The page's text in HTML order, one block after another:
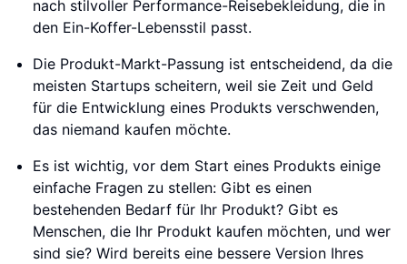
nach stilvoller Performance-Reisebekleidung, die in
den Ein-Koffer-Lebensstil passt.
Die Produkt-Markt-Passung ist entscheidend, da die
meisten Startups scheitern, weil sie Zeit und Geld
für die Entwicklung eines Produkts verschwenden,
das niemand kaufen möchte.
Es ist wichtig, vor dem Start eines Produkts einige
einfache Fragen zu stellen: Gibt es einen
bestehenden Bedarf für Ihr Produkt? Gibt es
Menschen, die Ihr Produkt kaufen möchten, und wer
sind sie? Wird bereits eine bessere Version Ihres